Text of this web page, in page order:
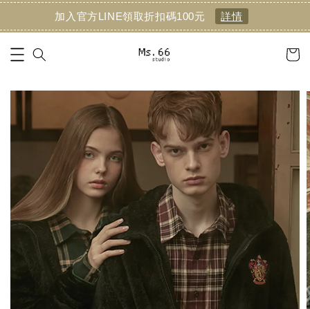
加入官方LINE領取折扣碼100元 詳情